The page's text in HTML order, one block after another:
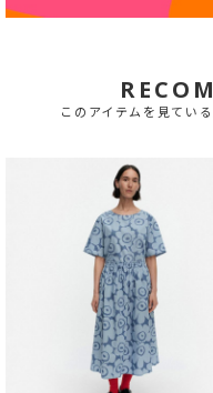
このアイテムを見てい